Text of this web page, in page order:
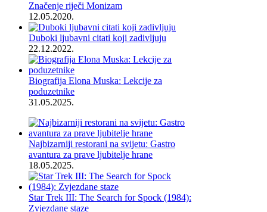
Značenje riječi Monizam
12.05.2020.
Duboki ljubavni citati koji zadivljuju
22.12.2022.
Biografija Elona Muska: Lekcije za
poduzetnike
31.05.2025.
Najbizarniji restorani na svijetu: Gastro
avantura za prave ljubitelje hrane
18.05.2025.
Star Trek III: The Search for Spock (1984):
Zvjezdane staze